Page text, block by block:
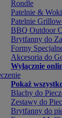
Rondle
Patelnie & Woki
Patelnie
BBQ Outdoor
Brytfanny do
Formy
Akcesoria do
Wyłącznie
Pokaż
Blachy do
Zestawy do
Brytfanny do